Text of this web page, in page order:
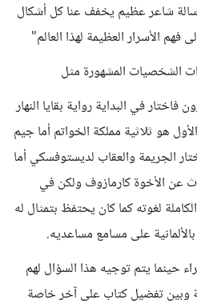
شاعر عظيم يخفف عنا كل أشكال
فهم الأسرار العظيمة لهذا العالم"
الشخصيات المشهورة مثل
في البداية رواية بقايا النهار
هو ثلاثية مملكة الخواتم أما جيم
الجريمة والعقاب لديستوفسكي أما
عن الأخوة كارمازوف ولكن في
لغوته كما كان يحتفظ بتمثال له
على مسامع مساعديه.
حينما يتم توجيه هذا السؤال لهم
وبين تفضيل كتاب على آخر خاصة